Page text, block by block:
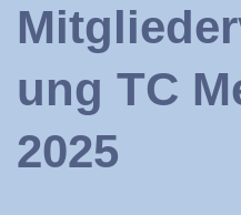
ung TC
2025